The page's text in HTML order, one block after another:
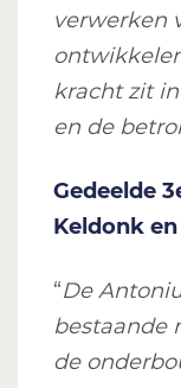
verwerken
kracht zit
en de
Gedeelde
Keldonk
“De
bestaande
de